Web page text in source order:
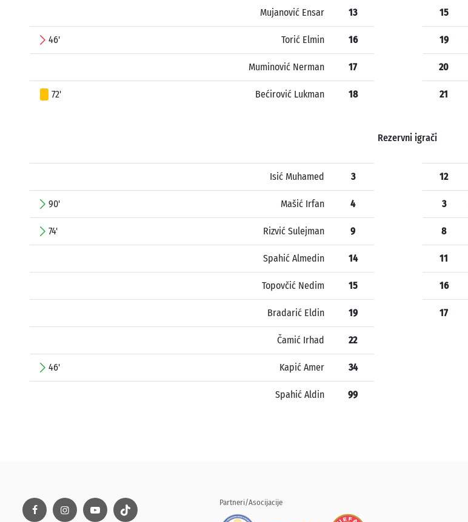
Mujanović Ensar 13
46' Torić Elmin 16
Muminović Nerman 17
72' Bećirović Lukman 18
15
19
20
21
Rezervni igrači
Isić Muhamed 3
90' Mašić Irfan 4
74' Rizvić Sulejman 9
Spahić Almedin 14
Topovčić Nedim 15
Bradarić Eldin 19
Čamić Irhad 22
46' Kapić Amer 34
Spahić Aldin 99
12
3
8
11
16
17
Partneri/Asocijacije